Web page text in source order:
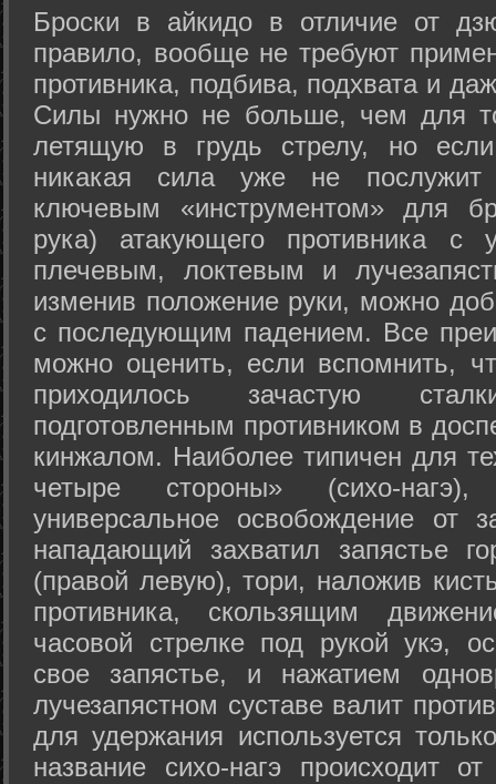
Броски в айкидо в отличие от
правило, вообще не требуют
противника, подбива, подхвата и
Силы нужно не больше, чем для
летящую в грудь стрелу, но
никакая сила уже не
ключевым «инструментом» для
рука) атакующего противника с
плечевым, локтевым и
изменив положение руки, можно
с последующим падением. Все
можно оценить, если вспомнить,
приходилось зачастую
подготовленным противником в
кинжалом. Наиболее типичен для
четыре стороны» (сихо-
универсальное освобождение от
нападающий захватил запястье
(правой левую), тори, наложив
противника, скользящим
часовой стрелке под рукой укэ,
свое запястье, и нажатием
лучезапястном суставе валит
для удержания используется
название сихо-нагэ происходит